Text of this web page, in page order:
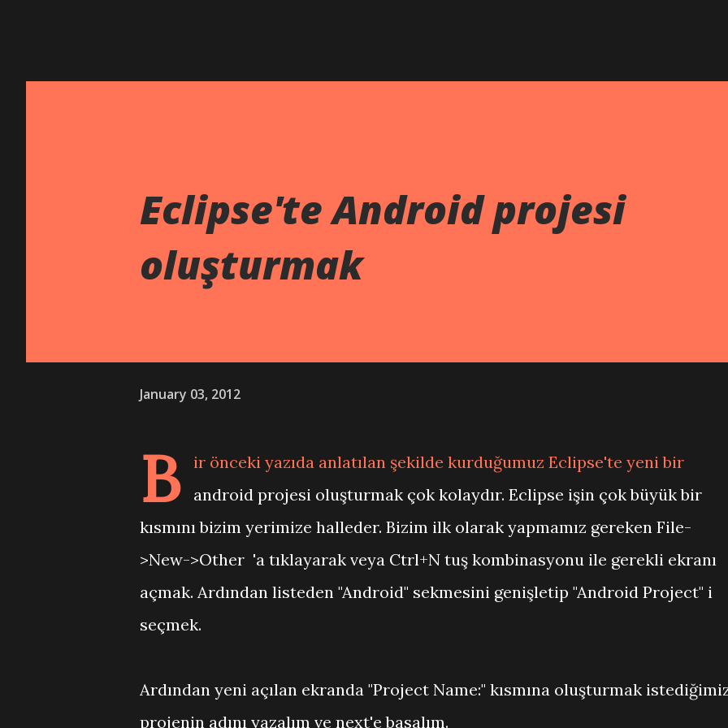
Eclipse'te Android projesi
oluşturmak
January 03, 2012
B
ir önceki yazıda anlatılan şekilde kurduğumuz Eclipse'te yeni bir
android projesi oluşturmak çok kolaydır. Eclipse işin çok büyük bir
kısmını bizim yerimize halleder. Bizim ilk olarak yapmamız gereken File-
>New->Other 'a tıklayarak veya Ctrl+N tuş kombinasyonu ile gerekli ekranı
açmak. Ardından listeden "Android" sekmesini genişletip "Android Project" i
seçmek.
Ardından yeni açılan ekranda "Project Name:" kısmına oluşturmak
projenin adını yazalım ve next'e basalım.